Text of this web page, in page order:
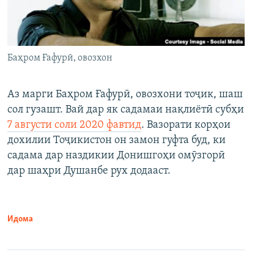
Баҳром Ғафурӣ, овозхон
Аз марги Баҳром Ғафурӣ, овозхони тоҷик, шаш
сол гузашт. Вай дар як садамаи нақлиётӣ субҳи
7 августи соли 2020 фавтид. Вазорати корҳои
дохилии Тоҷикистон он замон гуфта буд, ки
садама дар наздикии Донишгоҳи омӯзгорӣ
дар шаҳри Душанбе рух додааст.
Идома